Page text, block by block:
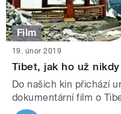
Film
19. únor 2019
Tibet, jak ho už
Do našich kin přichází
dokumentární film o